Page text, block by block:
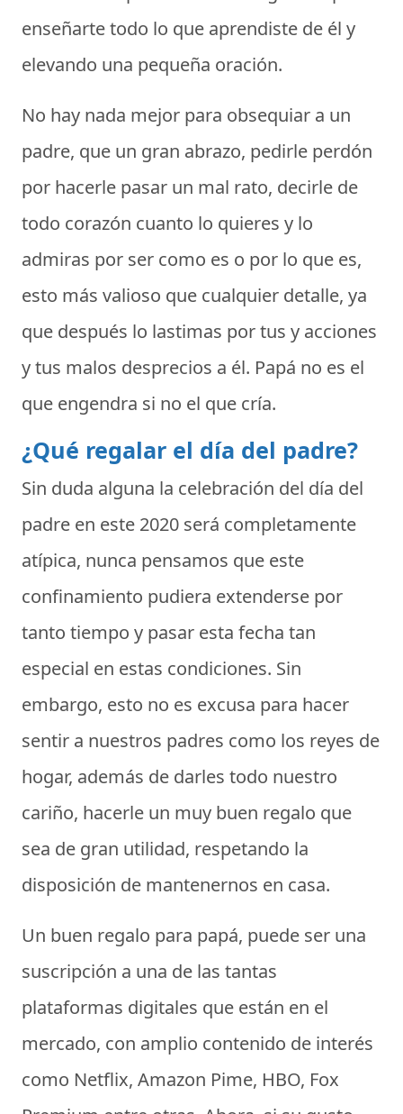
enseñarte todo lo que aprendiste de él y
elevando una pequeña oración.
No hay nada mejor para obsequiar a un
padre, que un gran abrazo, pedirle perdón
por hacerle pasar un mal rato, decirle de
todo corazón cuanto lo quieres y lo
admiras por ser como es o por lo que es,
esto más valioso que cualquier detalle, ya
que después lo lastimas por tus y acciones
y tus malos desprecios a él. Papá no es el
que engendra si no el que cría.
¿Qué regalar el día del padre?
Sin duda alguna la celebración del día del
padre en este 2020 será completamente
atípica, nunca pensamos que este
confinamiento pudiera extenderse por
tanto tiempo y pasar esta fecha tan
especial en estas condiciones. Sin
embargo, esto no es excusa para hacer
sentir a nuestros padres como los reyes de
hogar, además de darles todo nuestro
cariño, hacerle un muy buen regalo que
sea de gran utilidad, respetando la
disposición de mantenernos en casa.
Un buen regalo para papá, puede ser una
suscripción a una de las tantas
plataformas digitales que están en el
mercado, con amplio contenido de interés
como Netflix, Amazon Pime, HBO, Fox